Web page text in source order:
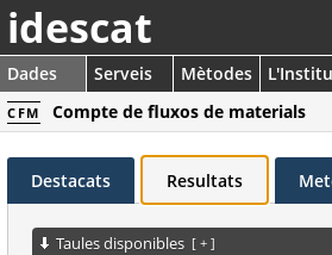
idescat
Dades Serveis Mètodes
CFM Compte de fluxos de materials
Destacats Resultats
Taules disponibles [ + ]